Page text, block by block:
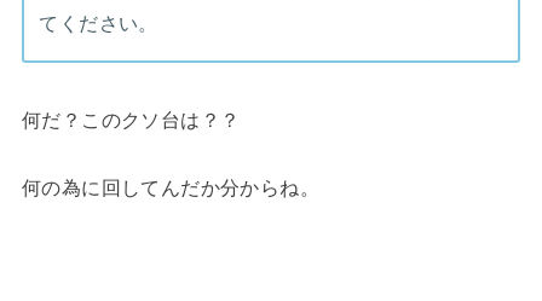
てください。
何だ？このクソ台は？？
何の為に回してんだか分からね。